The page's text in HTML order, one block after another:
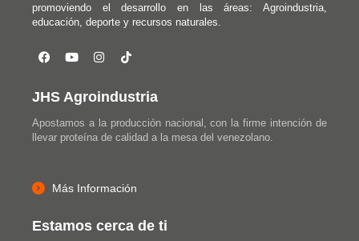
promoviendo el desarrollo en las áreas: Agroindustria,
educación, deporte y recursos naturales.
JHS Agroindustria
Apostamos a la producción nacional, con la firme intención de
llevar proteína de calidad a la mesa del venezolano.
Más Información
Estamos cerca de ti